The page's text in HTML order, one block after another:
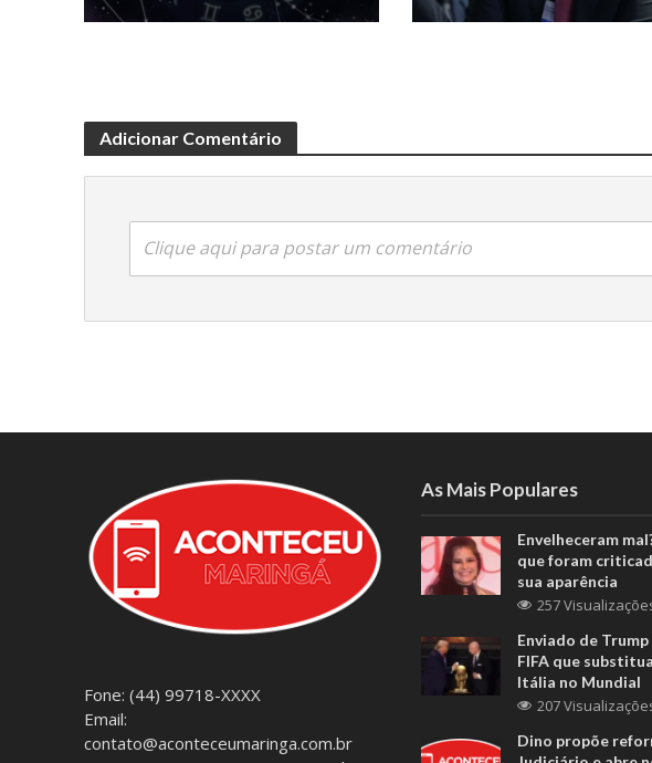
Adicionar Comentário
Clique aqui para postar um comentário
Fone: (44) 99718-XXXX
Email:
contato@aconteceumaringa.com.br
As Mais Populares
Envelheceram
que foram
sua aparência
257
Enviado de Trump
FIFA que
Itália no Mundial
207
Dino propõe